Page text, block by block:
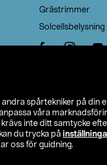
spårtekniker på din
våra
inte ditt samtycke
du trycka på
oss för guidning.
Grästrimmer
Solcellsbelysning